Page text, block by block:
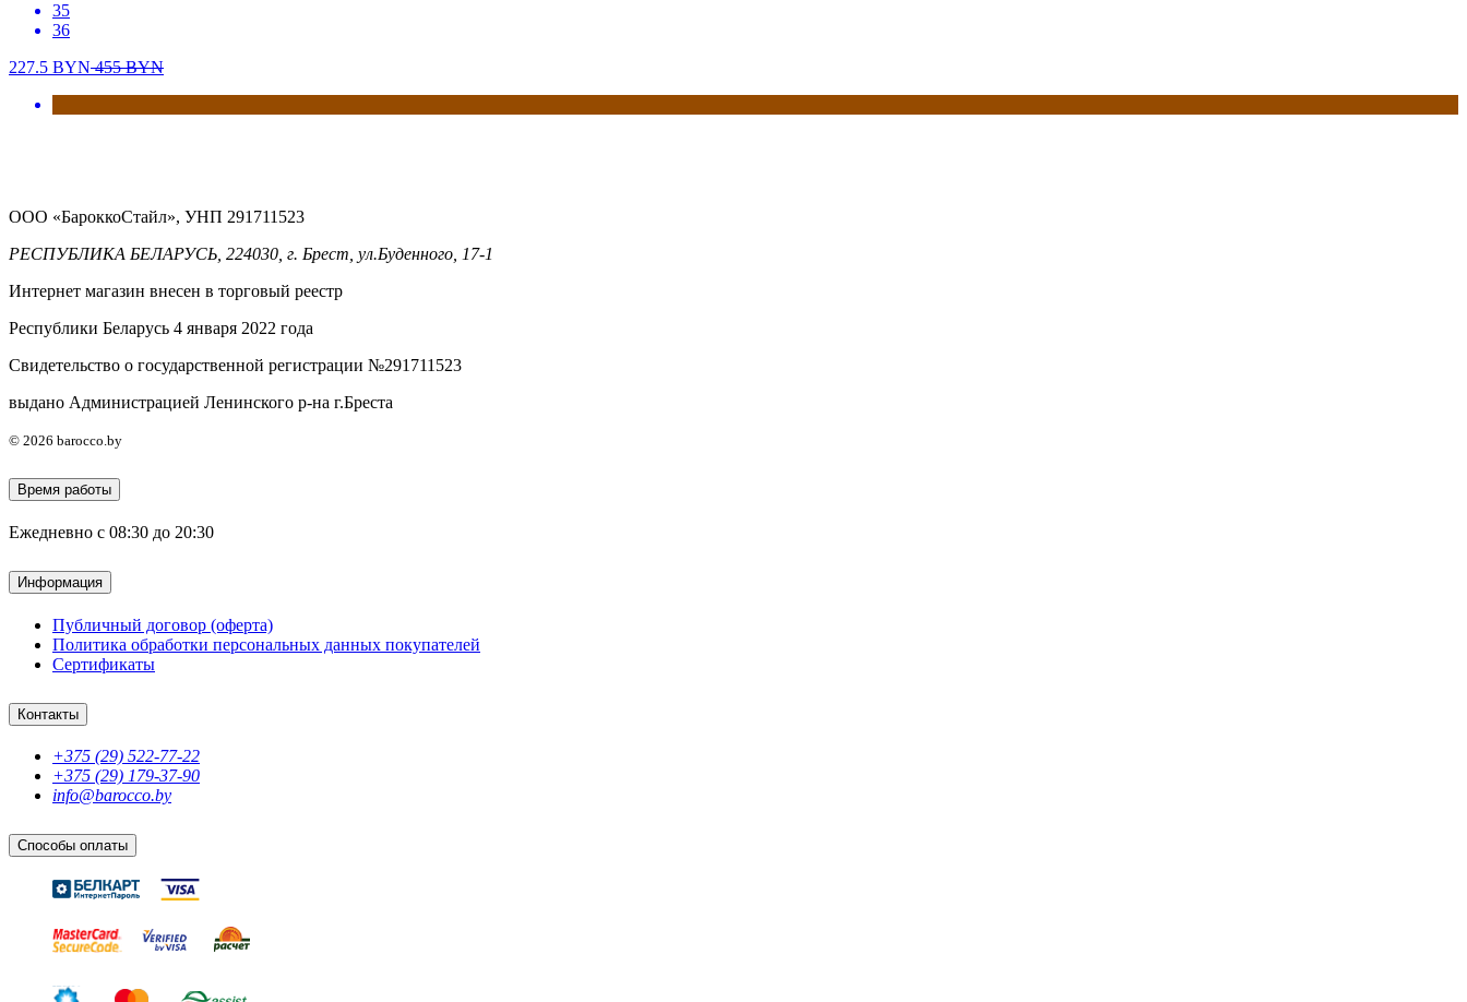
35
36
227.5 BYN455BYN
ООО «БароккоСтайл», УНП 291711523
РЕСПУБЛИКА БЕЛАРУСЬ, 224030, г. Брест, ул.Буденного, 17-1
Интернет магазин внесен в торговый реестр
Республики Беларусь 4 января 2022 года
Свидетельство о государственной регистрации №291711523
выдано Администрацией Ленинского р-на г.Бреста
© 2026 barocco.by
Время работы
Ежедневно с 08:30 до 20:30
Информация
Публичный договор (оферта)
Политика обработки персональных данных покупателей
Сертификаты
Контакты
+375 (29) 522-77-22
+375 (29) 179-37-90
info@barocco.by
Способы оплаты